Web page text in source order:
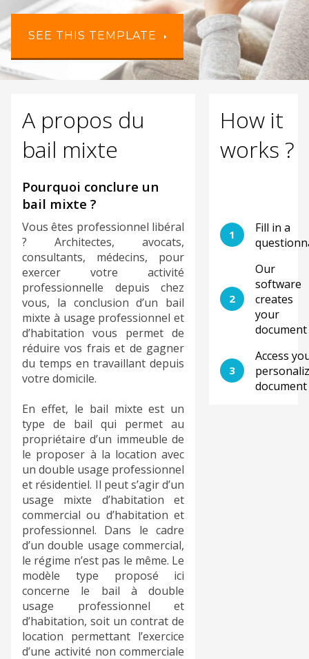
SEE THIS TEMPLATE
A propos du
bail mixte
Pourquoi conclure un
bail mixte ?
Vous êtes professionnel libéral
? Architectes, avocats,
consultants, médecins, pour
exercer votre activité
professionnelle depuis chez
vous, la conclusion d’un bail
mixte à usage professionnel et
d’habitation vous permet de
réduire vos frais et de gagner
du temps en travaillant depuis
votre domicile.
En effet, le bail mixte est un
type de bail qui permet au
propriétaire d’un immeuble de
le proposer à la location avec
un double usage professionnel
et résidentiel. Il peut s’agir d’un
usage mixte d’habitation et
commercial ou d’habitation et
professionnel. Dans le cadre
d’un double usage commercial,
le régime n’est pas le même. Le
modèle type proposé ici
concerne le bail à double
usage professionnel et
d’habitation, soit un contrat de
location permettant l’exercice
d’une activité non commerciale
How it
works ?
1
Fill in a
2
Our
software
creates
your
document
3
Access
document